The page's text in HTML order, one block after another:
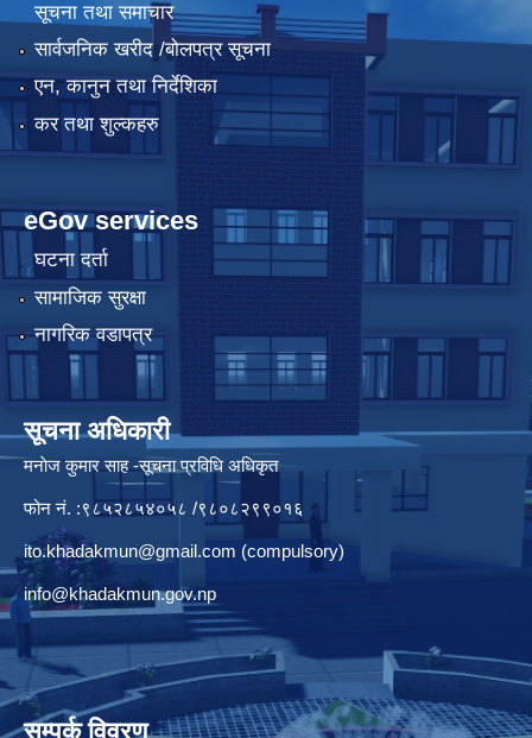
सूचना तथा समाचार
सार्वजनिक खरीद /बोलपत्र सूचना
एन, कानुन तथा निर्देशिका
कर तथा शुल्कहरु
eGov services
घटना दर्ता
सामाजिक सुरक्षा
नागरिक वडापत्र
सूचना अधिकारी
मनाेज कुमार साह -सूचना प्रविधि अधिकृत
फोन नं. :९८५२८५४०५८ /९८०८२९९०१६
ito.khadakmun@gmail.com (compulsory)
info@khadakmun.gov.np
सम्पर्क विवरण